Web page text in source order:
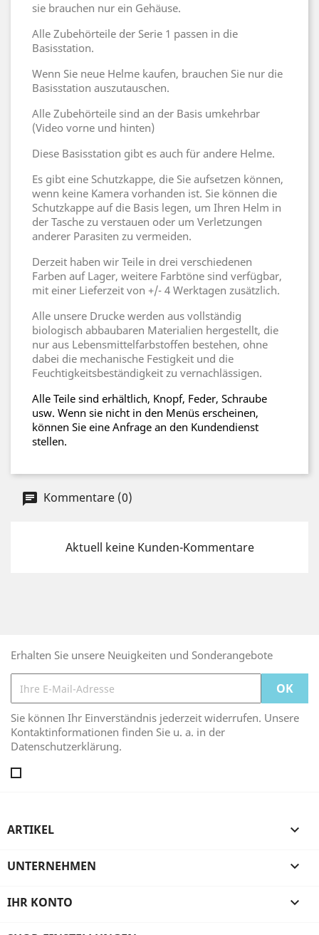
sie brauchen nur ein Gehäuse.
Alle Zubehörteile der Serie 1 passen in die
Basisstation.
Wenn Sie neue Helme kaufen, brauchen Sie nur die
Basisstation auszutauschen.
Alle Zubehörteile sind an der Basis umkehrbar
(Video vorne und hinten)
Diese Basisstation gibt es auch für andere Helme.
Es gibt eine Schutzkappe, die Sie aufsetzen können,
wenn keine Kamera vorhanden ist. Sie können die
Schutzkappe auf die Basis legen, um Ihren Helm in
der Tasche zu verstauen oder um Verletzungen
anderer Parasiten zu vermeiden.
Derzeit haben wir Teile in drei verschiedenen
Farben auf Lager, weitere Farbtöne sind verfügbar,
mit einer Lieferzeit von +/- 4 Werktagen zusätzlich.
Alle unsere Drucke werden aus vollständig
biologisch abbaubaren Materialien hergestellt, die
nur aus Lebensmittelfarbstoffen bestehen, ohne
dabei die mechanische Festigkeit und die
Feuchtigkeitsbeständigkeit zu vernachlässigen.
Alle Teile sind erhältlich, Knopf, Feder, Schraube
usw. Wenn sie nicht in den Menüs erscheinen,
können Sie eine Anfrage an den Kundendienst
stellen.
Kommentare (0)
Aktuell keine Kunden-Kommentare
Erhalten Sie unsere Neuigkeiten und Sonderangebote
Sie können Ihr Einverständnis jederzeit widerrufen. Unsere
Kontaktinformationen finden Sie u. a. in der
Datenschutzerklärung.
ARTIKEL 
UNTERNEHMEN 
IHR KONTO 